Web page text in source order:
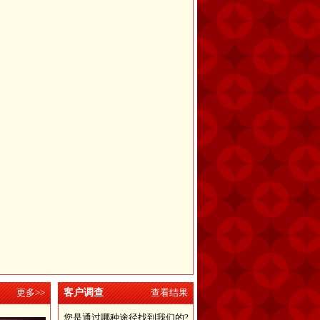
更多>> 客户调查 查看结果
您是通过哪种途径找到我们的?